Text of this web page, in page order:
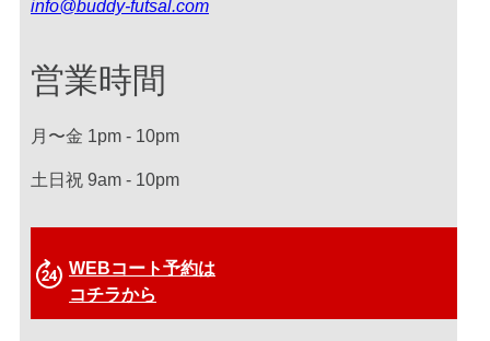
info@buddy-futsal.com
営業時間
月〜金 1pm - 10pm
土日祝 9am - 10pm
WEBコート予約は
コチラから